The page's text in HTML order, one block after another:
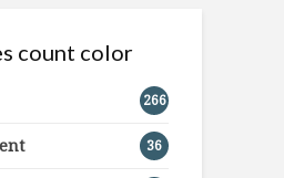
count color
266
36